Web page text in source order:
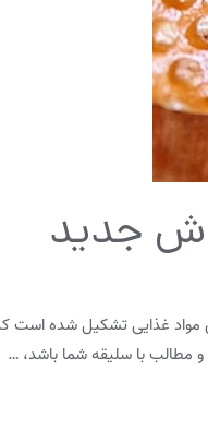
جدید
غذایی تشکیل شده است
مطالب با سلیقه شما باشد، …